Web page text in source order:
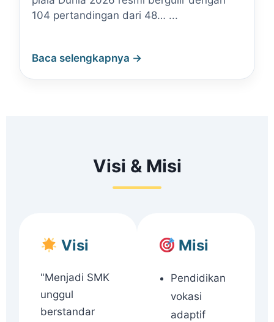
104 pertandingan dari 48… ...
Baca selengkapnya →
Visi & Misi
Visi
"Menjadi SMK
unggul
berstandar
Misi
Pendidikan
vokasi
adaptif